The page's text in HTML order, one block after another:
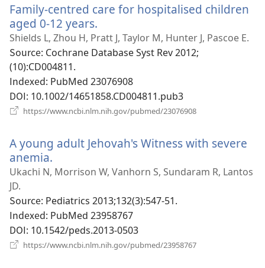
창
Family-centred care for hospitalised children
aged 0-12 years.
로
운
열
기)
Shields L, Zhou H, Pratt J, Taylor M, Hunter J, Pascoe E.
Source‎: Cochrane Database Syst Rev 2012;
(10):CD004811.
Indexed‎: PubMed 23076908
DOI‎: 10.1002/14651858.CD004811.pub3
https://www.ncbi.nlm.nih.gov/pubmed/23076908
창
A young adult Jehovah's Witness with severe
anemia.
로
창
열
기)
Ukachi N, Morrison W, Vanhorn S, Sundaram R, Lantos
JD.
Source‎: Pediatrics 2013;132(3):547-51.
Indexed‎: PubMed 23958767
DOI‎: 10.1542/peds.2013-0503
https://www.ncbi.nlm.nih.gov/pubmed/23958767